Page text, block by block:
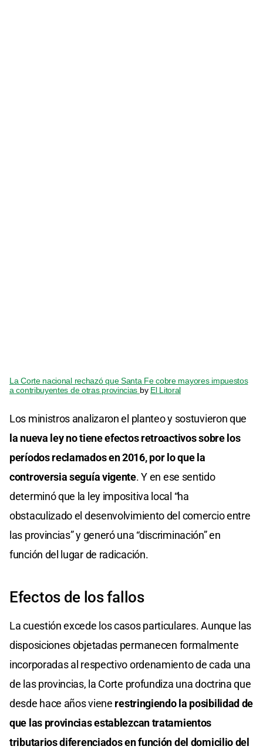
La Corte nacional rechazó que Santa Fe cobre mayores impuestos
a contribuyentes de otras provincias by El Litoral
Los ministros analizaron el planteo y sostuvieron que
la nueva ley no tiene efectos retroactivos sobre los
períodos reclamados en 2016, por lo que la
controversia seguía vigente. Y en ese sentido
determinó que la ley impositiva local “ha
obstaculizado el desenvolvimiento del comercio entre
las provincias” y generó una “discriminación” en
función del lugar de radicación.
Efectos de los fallos
La cuestión excede los casos particulares. Aunque las
disposiciones objetadas permanecen formalmente
incorporadas al respectivo ordenamiento de cada una
de las provincias, la Corte profundiza una doctrina que
desde hace años viene restringiendo la posibilidad de
que las provincias establezcan tratamientos
tributarios diferenciados en función del domicilio del